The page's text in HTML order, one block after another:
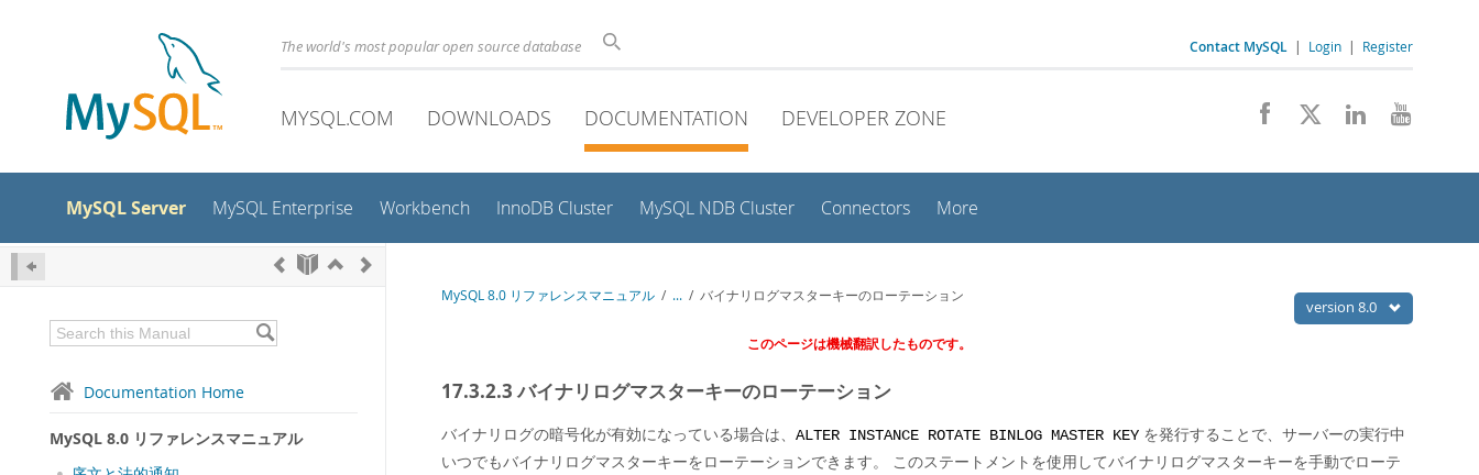
The world's most popular open source database Contact MySQL | Login | Register
MYSQL.COM DOWNLOADS DOCUMENTATION DEVELOPER ZONE
MySQL Server MySQL Enterprise Workbench InnoDB Cluster MySQL NDB Cluster Connectors More
Documentation Home
MySQL 8.0 リファレンスマニュアル
version 8.0
MySQL 8.0 リファレンスマニュアル / ... / バイナリログマスターキーのローテーション
このページは機械翻訳したものです。
17.3.2.3 バイナリログマスターキーのローテーション
バイナリログの暗号化が有効になっている場合は、 ALTER INSTANCE ROTATE BINLOG MASTER KEY を発行することで、サーバーの実行中
いつでもバイナリログマスターキーをローテーションできます。 このステートメントを使用してバイナリログマスターキーを手動でローテ